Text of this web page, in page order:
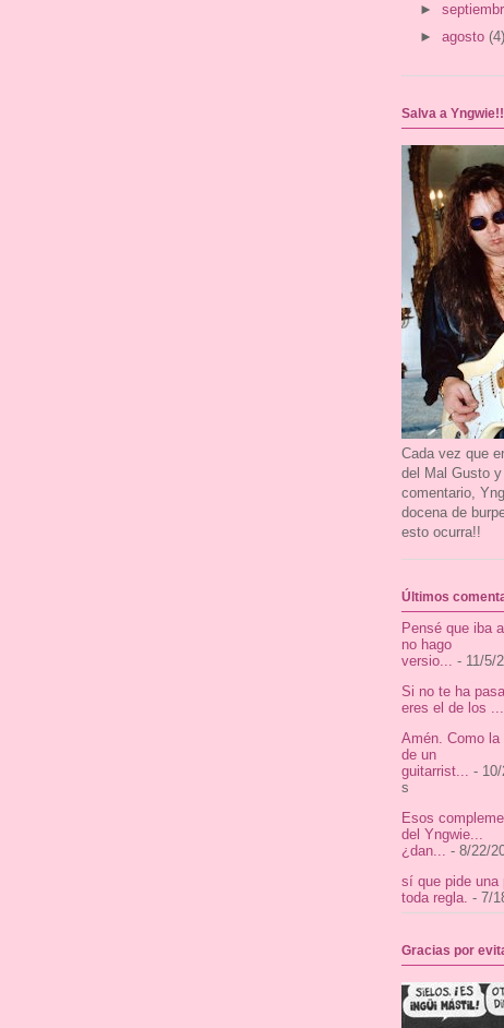
►
► agosto (4)
Salva a
Cada vez que
del Mal Gusto
comentario,
docena de
esto ocurra!!
Últimos
Pensé que iba
no hago
versio...
- 11/5/
Si no te ha
eres el de los ...
Amén. Como
de un
guitarrist...
-
s
Esos
del Yngwie...
¿dan...
- 8/22/
sí que pide una
toda regla. - 7/
Gracias por